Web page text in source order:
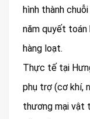
hình thành
năm quyết toán
hàng loạt.
Thực tế tại
phụ trợ (cơ khí,
thương mại vật